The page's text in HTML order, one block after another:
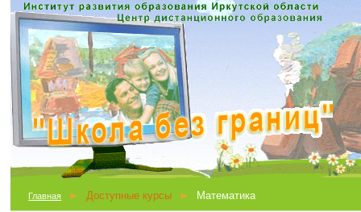
Главная ► Доступные курсы ► Математика